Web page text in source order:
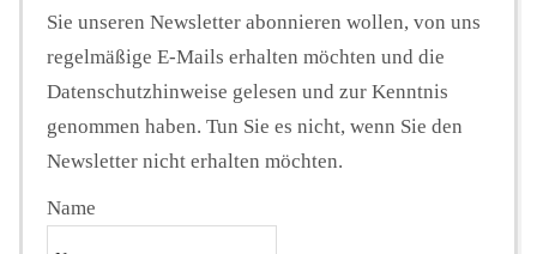
Sie unseren Newsletter abonnieren wollen, von uns
regelmäßige E-Mails erhalten möchten und die
Datenschutzhinweise gelesen und zur Kenntnis
genommen haben. Tun Sie es nicht, wenn Sie den
Newsletter nicht erhalten möchten.
Name